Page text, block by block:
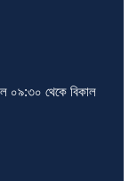
০৯:৩০ থেকে বিকাল